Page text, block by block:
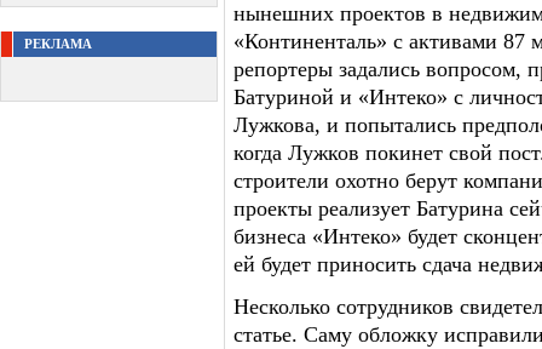
РЕКЛАМА
нынешних проектов в
«Континенталь» с активами 87
репортеры задались вопросом,
Батуриной и «Интеко» с
Лужкова, и попытались
когда Лужков покинет свой
строители охотно берут
проекты реализует Батурина
бизнеса «Интеко» будет
ей будет приносить сдача
Несколько сотрудников
статье. Саму обложку